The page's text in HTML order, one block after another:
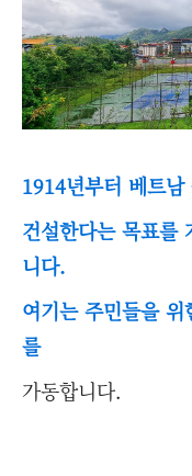
1914년부터 베트
건설한다는 목표를
니다.
여기는 주민들을
를
가동합니다.